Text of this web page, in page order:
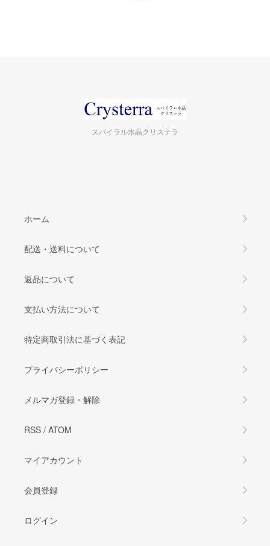
スパイラル水晶クリステラ
ホーム
配送・送料について
返品について
支払い方法について
特定商取引法に基づく表記
プライバシーポリシー
メルマガ登録・解除
RSS / ATOM
マイアカウント
会員登録
ログイン